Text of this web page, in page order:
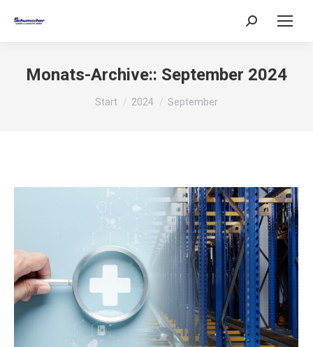
Search:
Monats-Archive:: September 2024
Sie befinden sich hier:
Start 2024 September